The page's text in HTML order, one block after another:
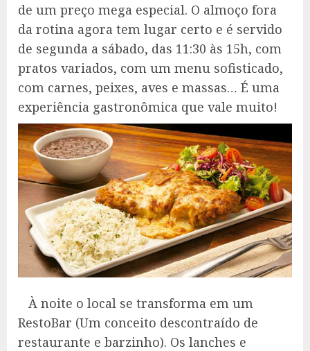
de um preço mega especial. O almoço fora
da rotina agora tem lugar certo e é servido
de segunda a sábado, das 11:30 às 15h, com
pratos variados, com um menu sofisticado,
com carnes, peixes, aves e massas… É uma
experiência gastronômica que vale muito!
À noite o local se transforma em um
RestoBar (Um conceito descontraído de
restaurante e barzinho). Os lanches e